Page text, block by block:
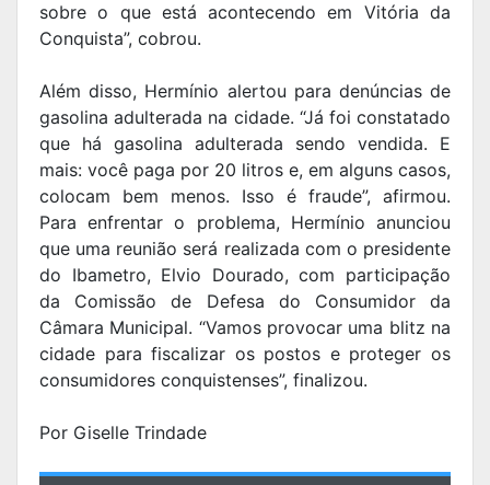
sobre o que está acontecendo em Vitória da
Conquista”, cobrou.
Além disso, Hermínio alertou para denúncias de
gasolina adulterada na cidade. “Já foi constatado
que há gasolina adulterada sendo vendida. E
mais: você paga por 20 litros e, em alguns casos,
colocam bem menos. Isso é fraude”, afirmou.
Para enfrentar o problema, Hermínio anunciou
que uma reunião será realizada com o presidente
do Ibametro, Elvio Dourado, com participação
da Comissão de Defesa do Consumidor da
Câmara Municipal. “Vamos provocar uma blitz na
cidade para fiscalizar os postos e proteger os
consumidores conquistenses”, finalizou.
Por Giselle Trindade